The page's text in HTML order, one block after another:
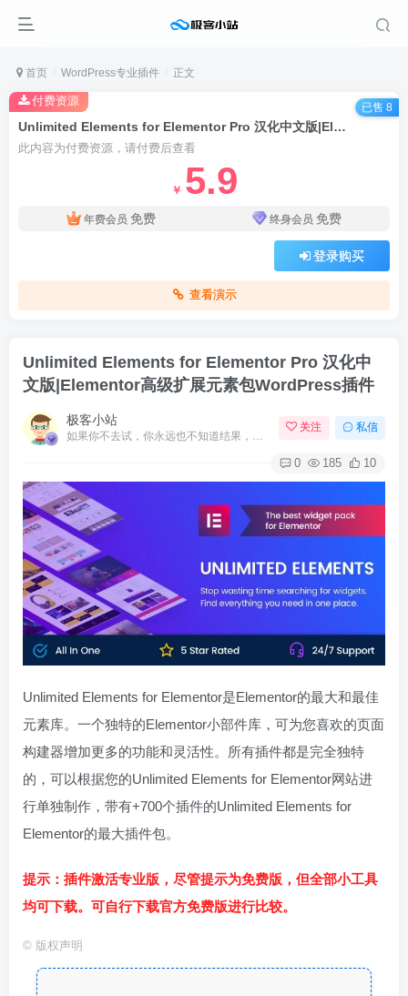
首页 WordPress专业插件 正文
Unlimited Elements for Elementor Pro 汉化中文版|Elementor高级扩展元素包WordPress插件
此内容为付费资源，请付费后查看
￥ 5.9
年费会员 免费 终身会员 免费
登录购买
查看演示
付费资源
已售 8
Unlimited Elements for Elementor Pro 汉化中
文版|Elementor高级扩展元素包WordPress插件
极客小站
如果你不去试，你永远也不知道结果，所以去试试吧
关注 私信
0 185 10
Unlimited Elements for Elementor是Elementor的最大和最佳
元素库。一个独特的Elementor小部件库，可为您喜欢的页面
构建器增加更多的功能和灵活性。所有插件都是完全独特
的，可以根据您的Unlimited Elements for Elementor网站进
行单独制作，带有+700个插件的Unlimited Elements for
Elementor的最大插件包。
提示：插件激活专业版，尽管提示为免费版，但全部小工具
均可下载。可自行下载官方免费版进行比较。
© 版权声明